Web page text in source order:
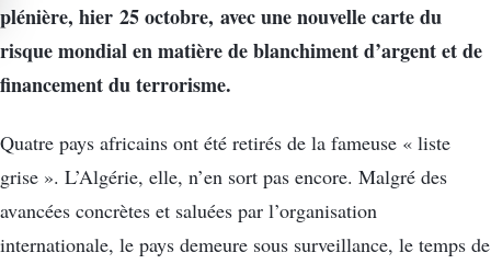
plénière, hier 25 octobre, avec une nouvelle carte du
risque mondial en matière de blanchiment d’argent et de
financement du terrorisme.
Quatre pays africains ont été retirés de la fameuse « liste
grise ». L’Algérie, elle, n’en sort pas encore. Malgré des
avancées concrètes et saluées par l’organisation
internationale, le pays demeure sous surveillance, le temps de